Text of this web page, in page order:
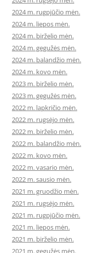
2024 m. rugpjūčio mėn.
2024 m. liepos mėn.
2024 m. birželio mėn.
2024 m. gegužės mėn.
2024 m. balandžio mėn.
2024 m. kovo mėn.
2023 m. birželio mėn.
2023 m. gegužės mėn.
2022 m. lapkričio mėn.
2022 m. rugsėjo mėn.
2022 m. birželio mėn.
2022 m. balandžio mėn.
2022 m. kovo mėn.
2022 m. vasario mėn.
2022 m. sausio mėn.
2021 m. gruodžio mėn.
2021 m. rugsėjo mėn.
2021 m. rugpjūčio mėn.
2021 m. liepos mėn.
2021 m. birželio mėn.
2021 m. gegužės mėn.